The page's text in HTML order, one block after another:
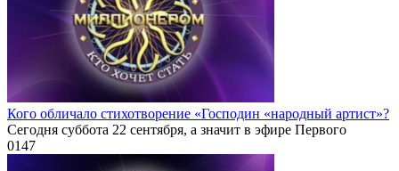
Кого обличало стихотворение «Господин «народный артист»?
Сегодня суббота 22 сентября, а значит в эфире Первого
0147